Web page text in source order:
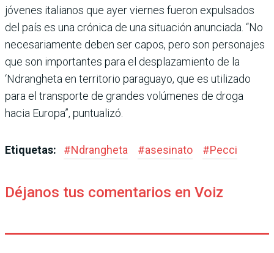
jóve­nes italianos que ayer viernes fueron expulsados
del país es una crónica de una situa­ción anunciada. “No
nece­sariamente deben ser capos, pero son personajes
que son importantes para el despla­zamiento de la
‘Ndrangheta en territorio paraguayo, que es utilizado
para el trans­porte de grandes volúmenes de droga
hacia Europa”, pun­tualizó.
Etiquetas: #Ndrangheta #asesinato #Pecci
Déjanos tus comentarios en Voiz